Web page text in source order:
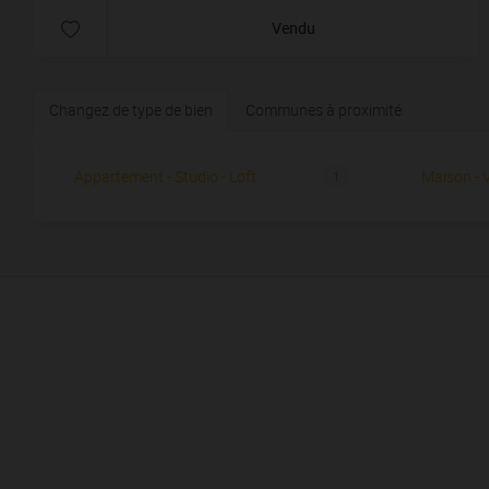
Vendu
Changez de type de bien Communes à proximité
Appartement - Studio - Loft Maison -